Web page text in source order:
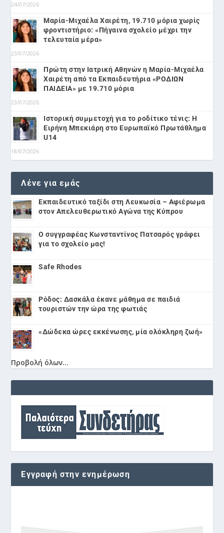
24/07/2026
Μαρία-Μιχαέλα Χαιρέτη, 19.710 μόρια χωρίς
φροντιστήριο: «Πήγαινα σχολείο μέχρι την
τελευταία μέρα»
23/07/2026
Πρώτη στην Ιατρική Αθηνών η Μαρία-Μιχαέλα
Χαιρέτη από τα Εκπαιδευτήρια «ΡΟΔΙΩΝ
ΠΑΙΔΕΙΑ» με 19.710 μόρια
23/07/2026
Ιστορική συμμετοχή για το ροδίτικο τένις: Η
Ειρήνη Μπεκιάρη στο Ευρωπαϊκό Πρωτάθλημα
U14
18/07/2026
Λένε για εμάς
Εκπαιδευτικό ταξίδι στη Λευκωσία – Αφιέρωμα
στον Απελευθερωτικό Αγώνα της Κύπρου
Ο συγγραφέας Κωνσταντίνος Πατσαρός γράφει
για το σχολείο μας!
Safe Rhodes
Ρόδος: Δασκάλα έκανε μάθημα σε παιδιά
τουριστών την ώρα της φωτιάς
«Δώδεκα ώρες εκκένωσης, μία ολόκληρη ζωή»
Προβολή όλων...
Εγγραφή στην ενημέρωση